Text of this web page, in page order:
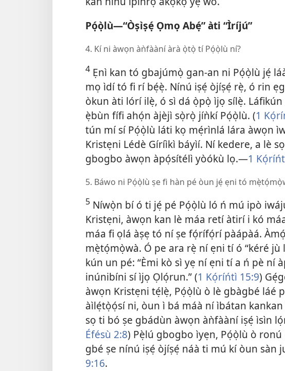
Pọ́ọ̀lù—“Òṣìṣẹ́ Ọmọ Abẹ́” àti “Ìríjú”
4. Kí ni àwọn àǹfààní àrà ọ̀tọ̀ tí Pọ́ọ̀lù ní?
4 Ẹnì kan tó gbajúmọ̀ gan-an ni Pọ́ọ̀lù jẹ́
mọ ìdí tó fi rí bẹ́ẹ̀. Nínú iṣẹ́ òjíṣẹ́ rẹ̀, ó rin
òkun àti lórí ilẹ̀, ó sì dá ọ̀pọ̀ ìjọ sílẹ̀.
ẹ̀bùn fífi ahọ́n àjèjì sọ̀rọ̀ jíǹkí Pọ́ọ̀lù. (1
tún mí sí Pọ́ọ̀lù láti kọ mẹ́rìnlá lára àwọn
Kristẹni Lédè Gíríìkì báyìí. Ní kedere, a lè
gbogbo àwọn àpọ́sítélì yòókù lọ.—1
5. Báwo ni Pọ́ọ̀lù ṣe fi hàn pé òun jẹ́ ẹni tó
5 Níwọ̀n bí ó ti jẹ́ pé Pọ́ọ̀lù ló ń mú ipò
Kristẹni, àwọn kan lè máa retí àtirí i kó
máa fi ọlá àṣẹ tó ní ṣe fọ́rífọ́rí pàápàá.
mẹ̀tọ́mọ̀wà. Ó pe ara rẹ̀ ní ẹni tí ó “kéré
kún un pé: “Èmi kò sì yẹ ní ẹni tí a ń pè ní
inúnibíni sí ìjọ Ọlọ́run.” (1 Kọ́ríńtì 15:9)
àwọn Kristẹni tẹ́lẹ̀, Pọ́ọ̀lù ò lè gbàgbé láé
àìlẹ́tọ̀ọ́sí ni, òun ì bá máà ní ìbátan
sọ ti bó ṣe gbádùn àwọn àǹfààní iṣẹ́ ìsìn
Éfésù 2:8) Pẹ̀lú gbogbo ìyẹn, Pọ́ọ̀lù ò
gbé ṣe nínú iṣẹ́ òjíṣẹ́ náà ti mú kí òun sàn
9:16.